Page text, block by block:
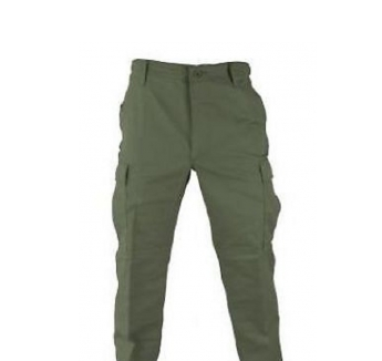
US Army Abzeichen 2.
Pouches
Rucksäcke
Taschen